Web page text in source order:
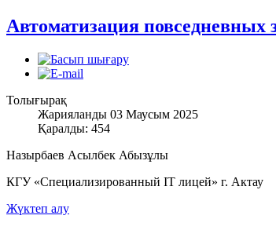
Автоматизация
Толығырақ
Жарияланды 03 Маусым 2025
Қаралды: 454
Назырбаев Асылбек Абызұлы
КГУ «Специализированный IT лицей» г. Актау
Жүктеп алу